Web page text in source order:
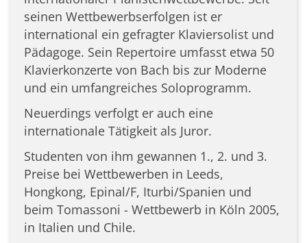
seinen Wettbewerbserfolgen ist er
international ein gefragter Klaviersolist und
Pädagoge. Sein Repertoire umfasst etwa 50
Klavierkonzerte von Bach bis zur Moderne
und ein umfangreiches Soloprogramm.
Neuerdings verfolgt er auch eine
internationale Tätigkeit als Juror.
Studenten von ihm gewannen 1., 2. und 3.
Preise bei Wettbewerben in Leeds,
Hongkong, Epinal/F, Iturbi/Spanien und
beim Tomassoni - Wettbewerb in Köln 2005,
in Italien und Chile.